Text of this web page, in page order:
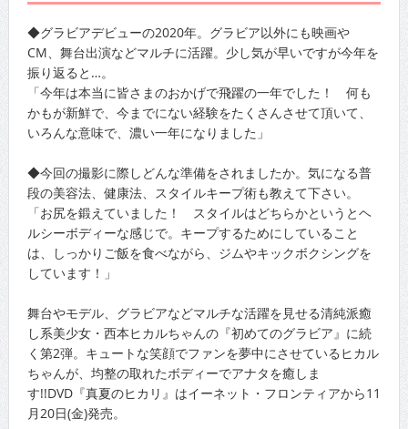
◆グラビアデビューの2020年。グラビア以外にも映画や
CM、舞台出演などマルチに活躍。少し気が早いですが今年を
振り返ると…。
「今年は本当に皆さまのおかげで飛躍の一年でした！ 何も
かもが新鮮で、今までにない経験をたくさんさせて頂いて、
いろんな意味で、濃い一年になりました」
◆今回の撮影に際しどんな準備をされましたか。気になる普
段の美容法、健康法、スタイルキープ術も教えて下さい。
「お尻を鍛えていました！ スタイルはどちらかというとヘ
ルシーボディーな感じで。キープするためにしていること
は、しっかりご飯を食べながら、ジムやキックボクシングを
しています！」
舞台やモデル、グラビアなどマルチな活躍を見せる清純派癒
し系美少女・西本ヒカルちゃんの『初めてのグラビア』に続
く第2弾。キュートな笑顔でファンを夢中にさせているヒカル
ちゃんが、均整の取れたボディーでアナタを癒しま
す!!DVD『真夏のヒカリ』はイーネット・フロンティアから11
月20日(金)発売。